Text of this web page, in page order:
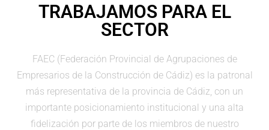
TRABAJAMOS PARA EL
SECTOR
FAEC (Federación Provincial de Agrupaciones de
Empresarios de la Construcción de Cádiz) es la patronal
más representativa de la provincia de Cádiz, con un
importante posicionamiento institucional y una alta
fidelización por parte de los miembros de nuestro